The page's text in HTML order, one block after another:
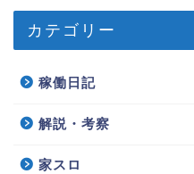
カテゴリー
稼働日記
解説・考察
家スロ